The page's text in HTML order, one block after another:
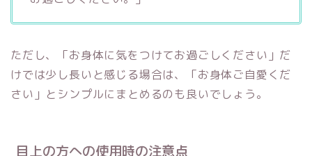
ただし、「お身体に気をつけてお過ごしください」だ
けでは少し長いと感じる場合は、「お身体ご自愛くだ
さい」とシンプルにまとめるのも良いでしょう。
目上の方への使用時の注意点